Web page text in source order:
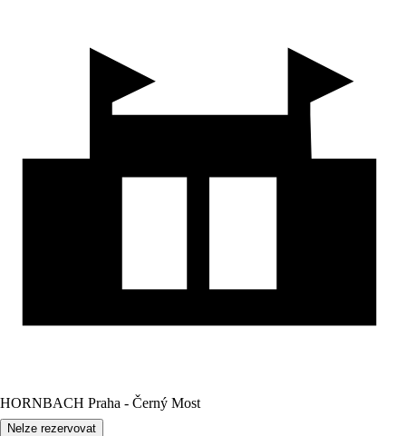
HORNBACH Praha - Černý Most
Nelze rezervovat